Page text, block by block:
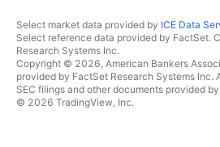
Select market data provided by ICE Data
Select reference data provided by FactSet.
Research Systems Inc.
Copyright © 2026, American Bankers
provided by FactSet Research Systems Inc.
SEC filings and other documents provided by
© 2026 TradingView, Inc.